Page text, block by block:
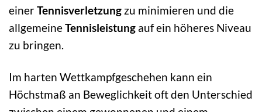
einerTennisverletzung zu minimieren und die
allgemeineTennisleistung auf ein höheres Niveau
zu bringen.
Im harten Wettkampfgeschehen kann ein
Höchstmaß an Beweglichkeit oft den Unterschied